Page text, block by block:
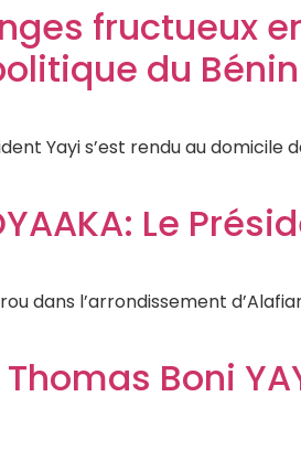
fructueux
du
Yayi s’est rendu au
Le
dans l’arrondissement
Boni